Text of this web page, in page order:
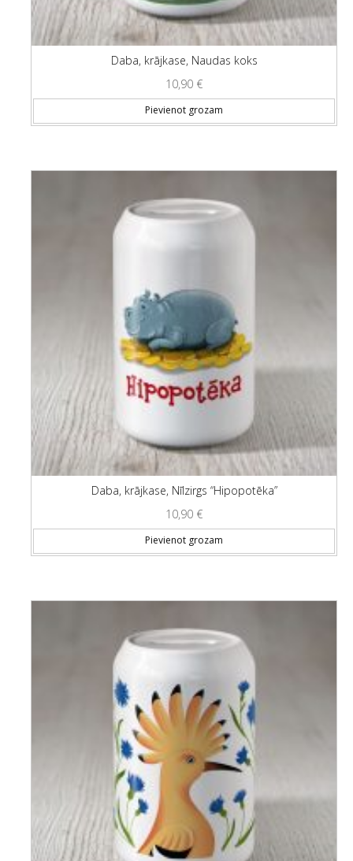
Daba, krājkase, Naudas koks
10,90 €
Pievienot grozam
Daba, krājkase, Nīlzirgs “Hipopotēka”
10,90 €
Pievienot grozam